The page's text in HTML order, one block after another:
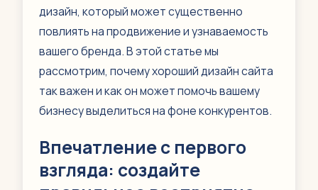
дизайн, который может существенно
повлиять на продвижение и узнаваемость
вашего бренда. В этой статье мы
рассмотрим, почему хороший дизайн сайта
так важен и как он может помочь вашему
бизнесу выделиться на фоне конкурентов.
Впечатление с первого
взгляда: создайте